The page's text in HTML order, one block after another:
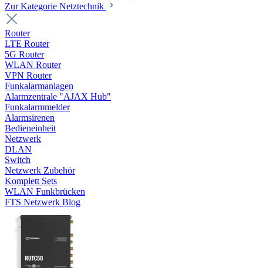
Zur Kategorie Netztechnik
Router
LTE Router
5G Router
WLAN Router
VPN Router
Funkalarmanlagen
Alarmzentrale "AJAX Hub"
Funkalarmmelder
Alarmsirenen
Bedieneinheit
Netzwerk
DLAN
Switch
Netzwerk Zubehör
Komplett Sets
WLAN Funkbrücken
FTS Netzwerk Blog